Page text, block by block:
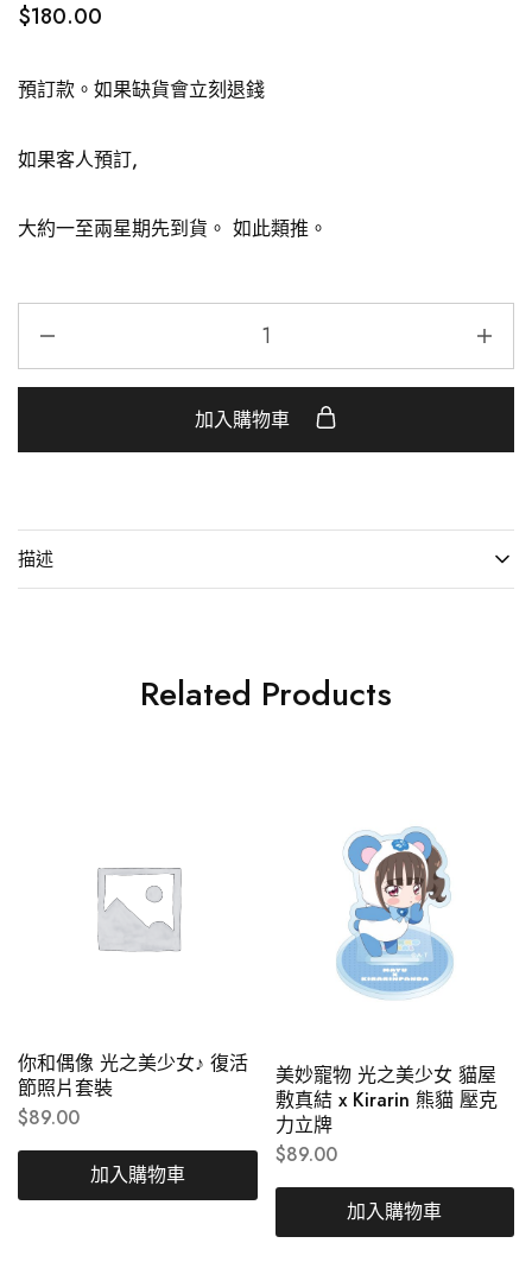
$180.00
預訂款。如果缺貨會立刻退錢
如果客人預訂,
大約一至兩星期先到貨。 如此類推。
加入購物車
描述
Related Products
你和偶像 光之美少女♪ 復活
節照片套裝
$89.00
加入購物車
美妙寵物 光之美少女 貓屋
敷真結 x Kirarin 熊貓 壓克
力立牌
$89.00
加入購物車